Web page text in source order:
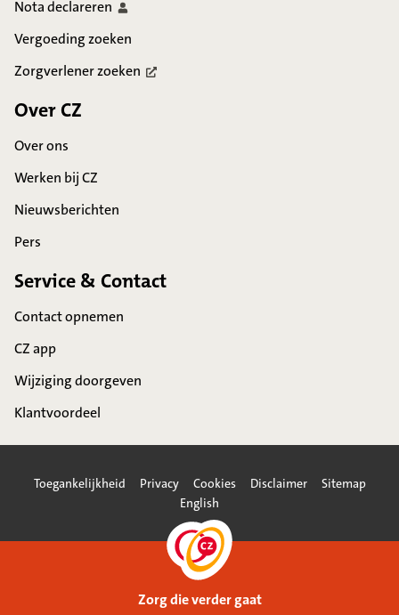
Notadeclareren
Vergoeding zoeken
Zorgverlenerzoeken
Over CZ
Over ons
Werken bij CZ
Nieuwsberichten
Pers
Service & Contact
Contact opnemen
CZ app
Wijziging doorgeven
Klantvoordeel
Toegankelijkheid Privacy Cookies Disclaimer
Sitemap
English
Zorg die verder gaat